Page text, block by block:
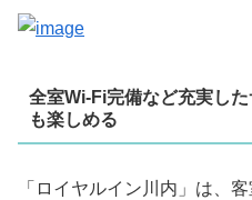
全室Wi-Fi完備など充実し
も楽しめる
「ロイヤルイン川内」は、